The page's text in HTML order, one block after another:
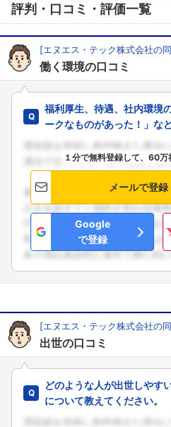
評判・口コミ・評価一覧
[エヌエス・テック株式会社の
働く環境の口コミ
福利厚生、待遇、社内環境
ークなものがあった！」な
１分で無料登録して、60
メールで登録
Google
で登録
[エヌエス・テック株式会社の
出世の口コミ
どのような人が出世しやす
について教えてください。